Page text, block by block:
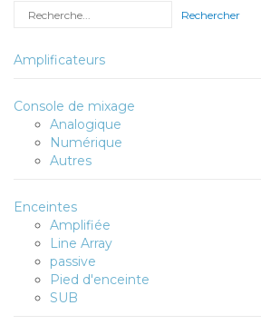
Rechercher
Amplificateurs
Console de mixage
Analogique
Numérique
Autres
Enceintes
Amplifiée
Line Array
passive
Pied d'enceinte
SUB